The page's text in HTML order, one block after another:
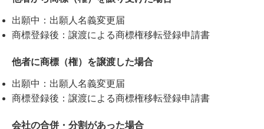
出願中：出願人名義変更届
商標登録後：譲渡による商標権移転登録申請書
他者に商標（権）を譲渡した場合
出願中：出願人名義変更届
商標登録後：譲渡による商標権移転登録申請書
会社の合併・分割があった場合